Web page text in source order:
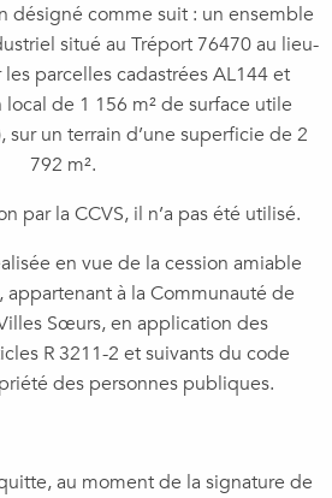
désigné comme suit : un ensemble
situé au Tréport 76470 au lieu-
parcelles cadastrées AL144 et
local de 1 156 m² de surface utile
sur un terrain d’une superficie de 2
792 m².
par la CCVS, il n’a pas été utilisé.
en vue de la cession amiable
appartenant à la Communauté de
Sœurs, en application des
R 3211-2 et suivants du code
des personnes publiques.
au moment de la signature de